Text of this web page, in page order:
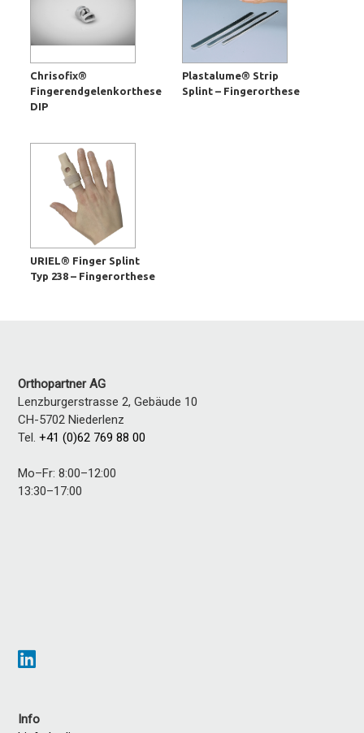
Chrisofix®
Fingerendgelenkorthese
DIP
Plastalume® Strip
Splint – Fingerorthese
URIEL® Finger Splint
Typ 238 – Fingerorthese
Orthopartner AG
Lenzburgerstrasse 2, Gebäude 10
CH-5702 Niederlenz
Tel.+41 (0)62 769 88 00
Mo–Fr: 8:00–12:00
13:30–17:00
Info